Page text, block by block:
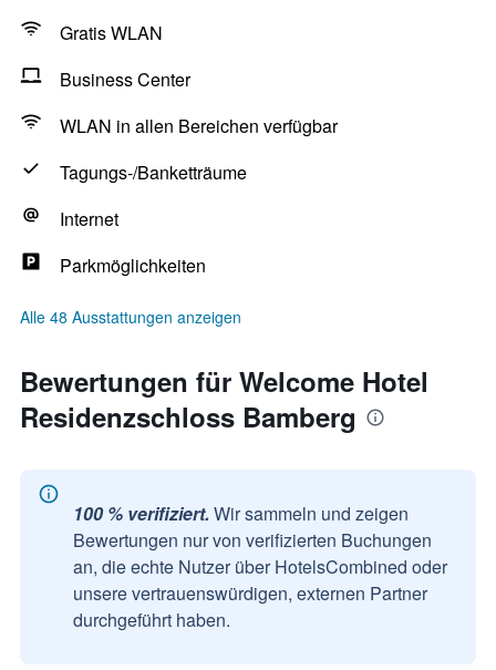
Gratis WLAN
Business Center
WLAN in allen Bereichen verfügbar
Tagungs-/Banketträume
Internet
Parkmöglichkeiten
Alle 48 Ausstattungen anzeigen
Bewertungen für Welcome Hotel
Residenzschloss Bamberg
100 % verifiziert. Wir sammeln und zeigen
Bewertungen nur von verifizierten Buchungen
an, die echte Nutzer über HotelsCombined oder
unsere vertrauenswürdigen, externen Partner
durchgeführt haben.